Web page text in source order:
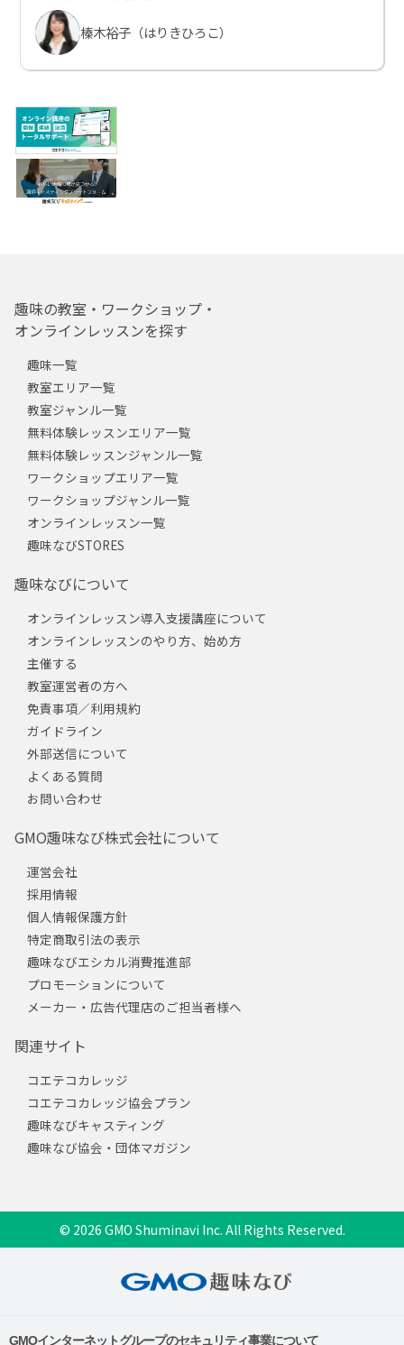
榛木裕子（はりきひろこ）
趣味の教室・ワークショップ・
オンラインレッスンを探す
趣味一覧
教室エリア一覧
教室ジャンル一覧
無料体験レッスンエリア一覧
無料体験レッスンジャンル一覧
ワークショップエリア一覧
ワークショップジャンル一覧
オンラインレッスン一覧
趣味なびSTORES
趣味なびについて
オンラインレッスン導入支援講座について
オンラインレッスンのやり方、始め方
主催する
教室運営者の方へ
免責事項／利用規約
ガイドライン
外部送信について
よくある質問
お問い合わせ
GMO趣味なび株式会社について
運営会社
採用情報
個人情報保護方針
特定商取引法の表示
趣味なびエシカル消費推進部
プロモーションについて
メーカー・広告代理店のご担当者様へ
関連サイト
コエテコカレッジ
コエテコカレッジ協会プラン
趣味なびキャスティング
趣味なび協会・団体マガジン
© 2026 GMO Shuminavi Inc. All Rights Reserved.